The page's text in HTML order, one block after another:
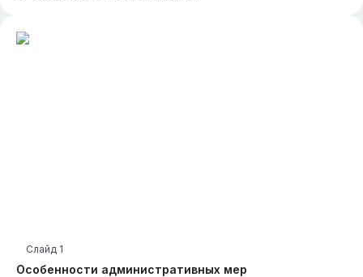
Особенности административных мер
Слайд 1